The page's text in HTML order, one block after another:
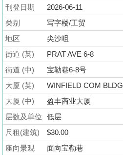
闻
数
据
公
布
置
业
手
册
关
刊登日期
2026-06-11
类别
写字楼/工贸
地区
尖沙咀
街道 (英)
PRAT AVE 6-8
街道 (中)
宝勒巷6-8号
大厦 (英)
WINFIELD COM BLDG
大厦 (中)
盈丰商业大厦
层数及单位
低层
尺租(建筑)
$30.00
座向景观
面向宝勒巷